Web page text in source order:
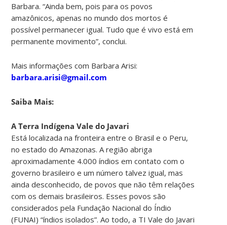
Barbara. “Ainda bem, pois para os povos
amazônicos, apenas no mundo dos mortos é
possível permanecer igual. Tudo que é vivo está em
permanente movimento”, conclui.
Mais informações com Barbara Arisi:
barbara.arisi@gmail.com
Saiba Mais:
A Terra Indígena Vale do Javari
Está localizada na fronteira entre o Brasil e o Peru,
no estado do Amazonas. A região abriga
aproximadamente 4.000 índios em contato com o
governo brasileiro e um número talvez igual, mas
ainda desconhecido, de povos que não têm relações
com os demais brasileiros. Esses povos são
considerados pela Fundação Nacional do Índio
(FUNAI) “índios isolados”. Ao todo, a TI Vale do Javari